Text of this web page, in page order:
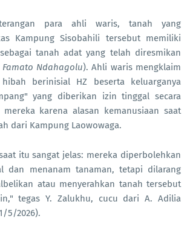
para ahli waris, tanah yang
Kampung Sisobahili tersebut memiliki
tanah adat yang telah diresmikan
Famato Ndahagolu). Ahli waris mengklaim
berinisial HZ beserta keluarganya
yang diberikan izin tinggal secara
karena alasan kemanusiaan saat
dari Kampung Laowowaga.
itu sangat jelas: mereka diperbolehkan
dan menanam tanaman, tetapi dilarang
atau menyerahkan tanah tersebut
tegas Y. Zalukhu, cucu dari A. Adilia
5/2026).